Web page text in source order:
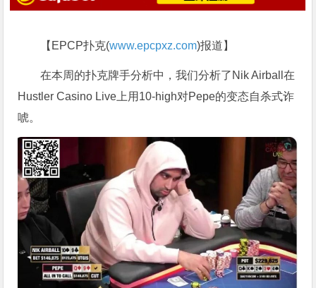
【EPCP扑克(www.epcpxz.com)报道】
在本周的扑克牌手分析中，我们分析了Nik Airball在
Hustler Casino Live上用10-high对Pepe的变态自杀式诈
唬。